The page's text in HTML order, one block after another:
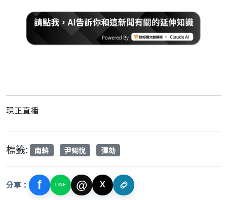
現正直播
標籤: 南韓 尹錫悅 彈劾
分享： f LINE @ X